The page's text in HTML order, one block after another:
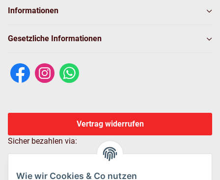
Wie wir Cookies & Co nutzen
Informationen
Gesetzliche Informationen
Vertrag widerrufen
Sicher bezahlen via: